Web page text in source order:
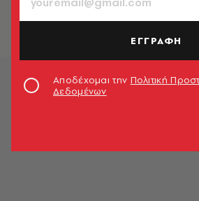
Newsroom
ΕΓΓΡΑΦΗ
Αποδέχομαι την Πολιτική
Δεδομένων